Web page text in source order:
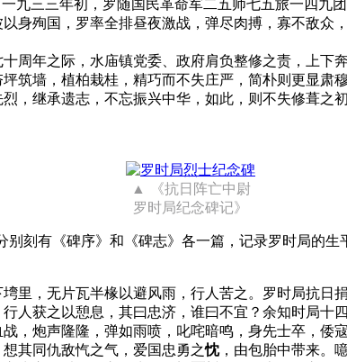
九三三年初，罗随国民革命军二五师七五旅一四九
身殉国，罗率全排昼夜激战，弹尽肉搏，寡不敌众
周年之际，水庙镇党委、政府肩负整修之责，上下
筑墙，植柏栽桂，精巧而不失庄严，简朴则更显肃
，继承遗志，不忘振兴中华，如此，则不失修葺之初
《抗日阵亡中尉
罗时局纪念碑记》
刻有《碑序》和《碑志》各一篇，记录罗时局的生
里，无片瓦半椽以避风雨，行人苦之。罗时局抗日
人获之以憩息，其曰忠济，谁曰不宜？余知时局十
，炮声隆隆，弹如雨喷，叱咤暗鸣，身先士卒，倭
其同仇敌忾之气，爱国忠勇之忱，由包胎中带来。